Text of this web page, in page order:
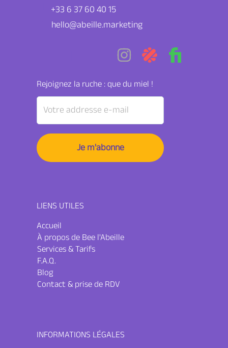
+33 6 37 60 40 15
hello@abeille.marketing
Rejoignez la ruche : que du miel !
LIENS UTILES
Accueil
À propos de Bee l'Abeille
Services & Tarifs
F.A.Q.
Blog
Contact & prise de RDV
INFORMATIONS LÉGALES